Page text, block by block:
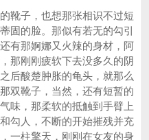
靴子，也想那张相识不过短
固的脸。那似有若无的勾引
有那婀娜又火辣的身材，阿
那刚刚疲软下去没多久的阴
后酸楚肿胀的龟头，就那么
双靴子，当然，还有短暂的
味，那柔软的抵触到手臂上
勾人，不断的开始摧残并充
一柱擎天，刚刚在女友的身